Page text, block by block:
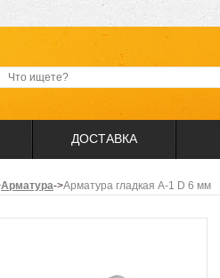
ДОСТАВКА
Арматура->Арматура гладкая А-1 D 6 мм